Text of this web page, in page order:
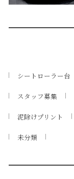
シートローラー台
スタッフ募集
泥除けプリント
未分類